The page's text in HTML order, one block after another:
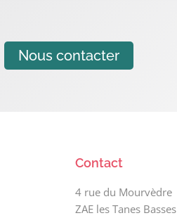
Nous contacter
Contact
4 rue du Mourvèdre
ZAE les Tanes Basses